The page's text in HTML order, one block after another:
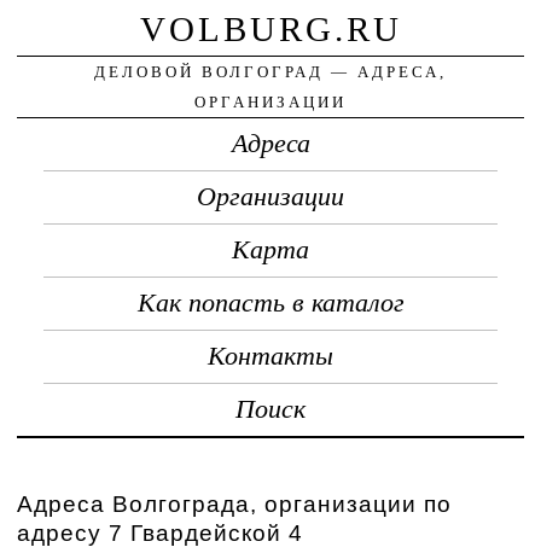
VOLBURG.RU
ДЕЛОВОЙ ВОЛГОГРАД — АДРЕСА,
ОРГАНИЗАЦИИ
Адреса
Организации
Карта
Как попасть в каталог
Контакты
Поиск
Адреса Волгограда, организации по
адресу 7 Гвардейской 4